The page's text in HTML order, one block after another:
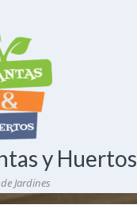
y Huertos
Jardines